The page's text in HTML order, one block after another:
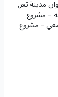
والعنوان مدينة تعز,
– مشروع
– مشروع